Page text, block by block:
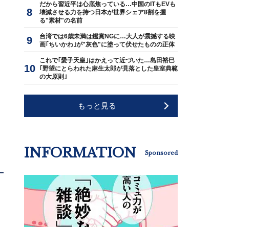
だから習近平は心底焦っている…中国のITもEVも
壊滅させる力を持つ日本が世界シェア8割を握
る"素材"の名前
台湾では6歳未満は鑑賞NGに…大人が震撼する映
画｢ちいかわ｣が"灰色"に塗って伏せたものの正体
これで｢愛子天皇｣はかえって近づいた…島田裕巳
｢野望にとらわれた麻生太郎が見落とした皇室典範
の大原則｣
もっと見る
INFORMATION Sponsored